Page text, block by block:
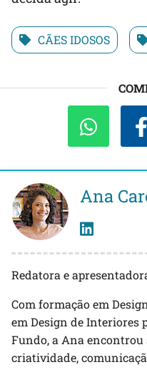
CÃES IDOSOS
Ana
Redatora e
Com formação em
em Design de Interiores
Fundo, a Ana
criatividade,